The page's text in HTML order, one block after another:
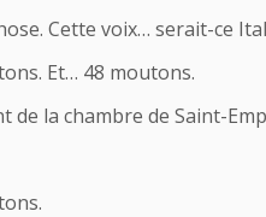
Cette voix… serait-ce
Et… 48 moutons.
de la chambre de Saint-